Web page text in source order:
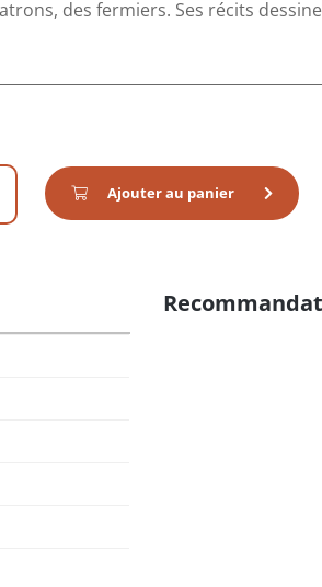
des fermiers. Ses récits
Ajouter au panier